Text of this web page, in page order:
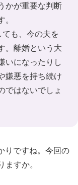
かが重要な判断
も、今の夫を
。離婚という大
いになったりし
嫌悪を持ち続け
ではないでしょ
ですね。今回の
すか。